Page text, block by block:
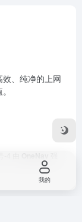
、纯净的上网
我的